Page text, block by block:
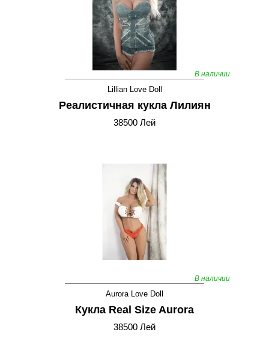
В наличии
Lillian Love Doll
Реалистичная кукла Лилиян
38500 Лей
В наличии
Aurora Love Doll
Кукла Real Size Aurora
38500 Лей